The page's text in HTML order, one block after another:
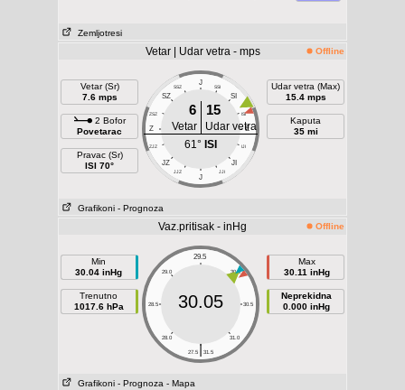
Zemljotresi
Vetar | Udar vetra - mps Offline
Vetar (Sr)
7.6 mps
2 Bofor
Povetarac
Pravac (Sr)
ISI 70°
J
SSZ SSI
SZ SI
ZSZ ISI
Z E
ZJZ IJI
JZ JI
JJZ JJI
J
6 15
Vetar
Udar vetra
61° ISI
Udar vetra (Max)
15.4 mps
Kaputa
35 mi
Grafikoni - Prognoza
Vaz.pritisak - inHg Offline
Min
30.04 inHg
Trenutno
1017.6 hPa
29.5
29.0 30.0
28.5 30.5
28.0 31.0
|
27.5 31.5
30.05
Max
30.11 inHg
Neprekidna
0.000 inHg
Grafikoni - Prognoza - Mapa